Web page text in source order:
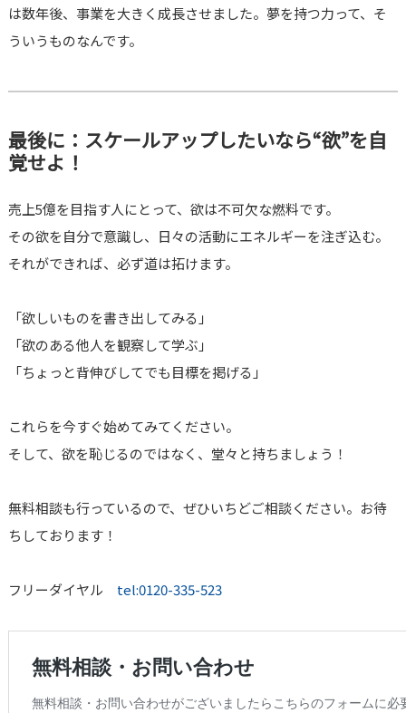
は数年後、事業を大きく成長させました。夢を持つ力って、そ
ういうものなんです。
最後に：スケールアップしたいなら“欲”を自
覚せよ！
売上5億を目指す人にとって、欲は不可欠な燃料です。
その欲を自分で意識し、日々の活動にエネルギーを注ぎ込む。
それができれば、必ず道は拓けます。
「欲しいものを書き出してみる」
「欲のある他人を観察して学ぶ」
「ちょっと背伸びしてでも目標を掲げる」
これらを今すぐ始めてみてください。
そして、欲を恥じるのではなく、堂々と持ちましょう！
無料相談も行っているので、ぜひいちどご相談ください。お待
ちしております！
フリーダイヤル tel:0120-335-523